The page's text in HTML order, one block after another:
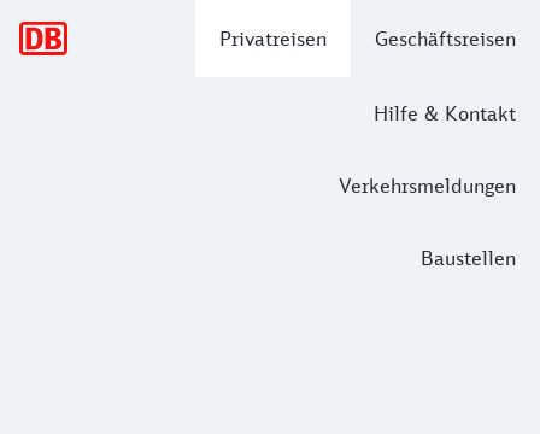
Privatreisen Geschäftsreisen
Hilfe & Kontakt
Verkehrsmeldungen
Baustellen